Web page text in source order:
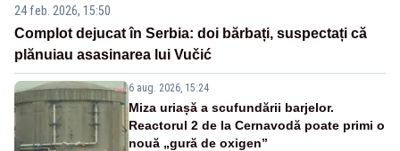
24 feb. 2026, 15:50
Complot dejucat în Serbia: doi bărbați, suspectați că
plănuiau asasinarea lui Vučić
6 aug. 2026, 15:24
Miza uriașă a scufundării barjelor.
Reactorul 2 de la Cernavodă poate primi o
nouă „gură de oxigen”